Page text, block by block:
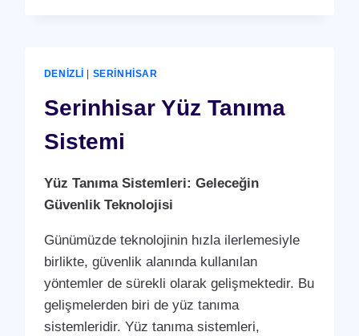
DENIZLI SERINHISAR
Serinhisar Yüz Tanıma
Sistemi
Yüz Tanıma Sistemleri: Geleceğin
Güvenlik Teknolojisi
Günümüzde teknolojinin hızla ilerlemesiyle
birlikte, güvenlik alanında kullanılan
yöntemler de sürekli olarak gelişmektedir. Bu
gelişmelerden biri de yüz tanıma
sistemleridir. Yüz tanıma sistemleri,